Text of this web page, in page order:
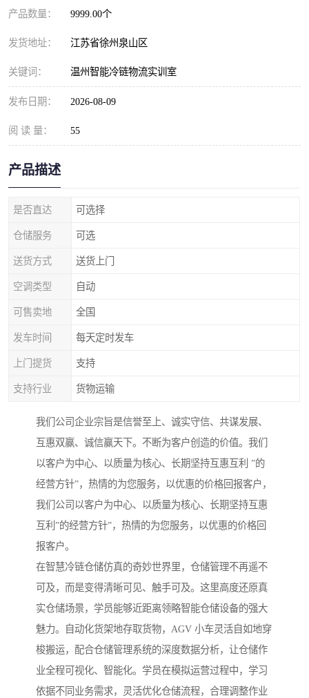
产品数量： 9999.00个
发货地址： 江苏省徐州泉山区
关键词： 温州智能冷链物流实训室
发布日期： 2026-08-09
阅 读 量： 55
产品描述
是否直达 可选择
仓储服务 可选
送货方式 送货上门
空调类型 自动
可售卖地 全国
发车时间 每天定时发车
上门提货 支持
支持行业 货物运输
我们公司企业宗旨是信誉至上、诚实守信、共谋发展、
互惠双赢、诚信赢天下。不断为客户创造的价值。我们
以客户为中心、以质量为核心、长期坚持互惠互利 ”的
经营方针”，热情的为您服务，以优惠的价格回报客户，
我们公司以客户为中心、以质量为核心、长期坚持互惠
互利”的经营方针”，热情的为您服务，以优惠的价格回
报客户。
在智慧冷链仓储仿真的奇妙世界里，仓储管理不再遥不
可及，而是变得清晰可见、触手可及。这里高度还原真
实仓储场景，学员能够近距离领略智能仓储设备的强大
魅力。自动化货架地存取货物，AGV 小车灵活自如地穿
梭搬运，配合仓储管理系统的深度数据分析，让仓储作
业全程可视化、智能化。学员在模拟运营过程中，学习
依据不同业务需求，灵活优化仓储流程，合理调整作业